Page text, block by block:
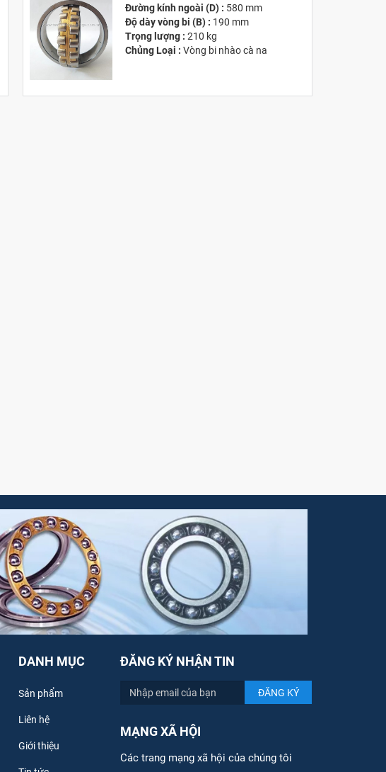
Đường kính ngoài (D) : 580 mm
Độ dày vòng bi (B) : 190 mm
Trọng lượng : 210 kg
Chủng Loại :Vòng bi nhào cà na
DANH MỤC
Sản phẩm
Liên hệ
Giới thiệu
ĐĂNG KÝ NHẬN TIN
MẠNG XÃ HỘI
Các trang mạng xã hội của chúng tôi